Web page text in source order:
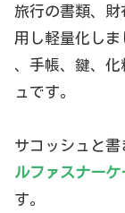
旅行の書類、
用し軽量化しま
、手帳、鍵、
ュです。
サコッシュと
ルファスナー
す。